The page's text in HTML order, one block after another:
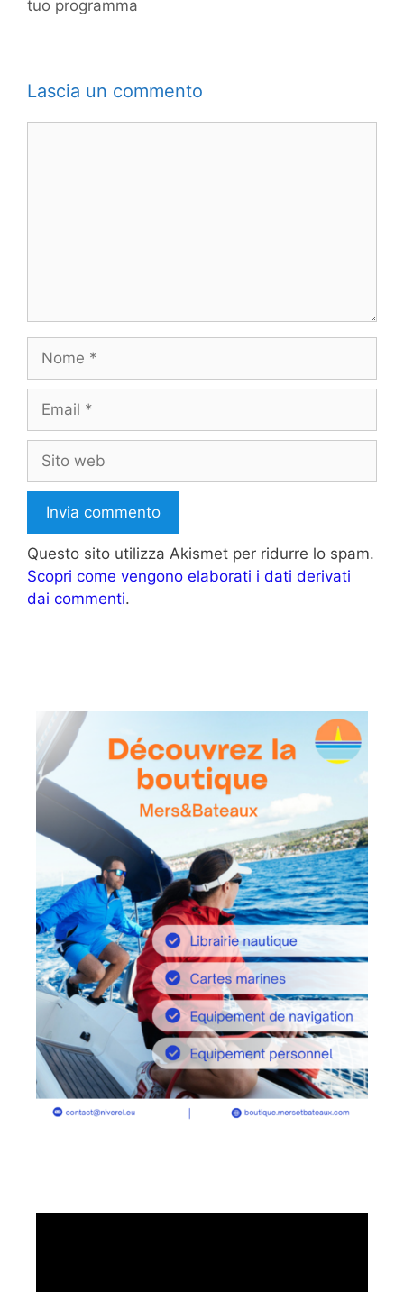
tuo programma
Lascia un commento
Nome
Email
Sito
web
Questo sito utilizza Akismet per ridurre lo spam.
Scopri come vengono elaborati i dati derivati
dai commenti.